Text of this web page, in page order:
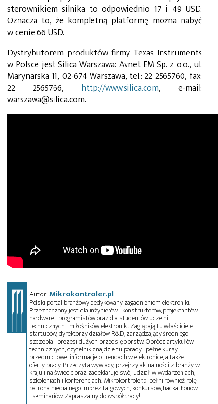
sterownikiem silnika to odpowiednio 17 i 49 USD.
Oznacza to, że kompletną platformę można nabyć
w cenie 66 USD.
Dystrybutorem produktów firmy Texas Instruments
w Polsce jest Silica Warszawa: Avnet EM Sp. z o.o., ul.
Marynarska 11, 02-674 Warszawa, tel.: 22 2565760, fax:
22 2565766, http://www.silica.com, e-mail:
warszawa@silica.com.
Autor:Mikrokontroler.pl
Polski portal branżowy dedykowany zagadnieniom elektroniki.
Przeznaczony jest dla inżynierów i konstruktorów, projektantów
hardware i programistów oraz dla studentów uczelni
technicznych i miłośników elektroniki. Zaglądają tu właściciele
startupów, dyrektorzy działów R&D, zarządzający średniego
szczebla i prezesi dużych przedsiębiorstw. Oprócz artykułów
technicznych, czytelnik znajdzie tu porady i pełne kursy
przedmiotowe, informacje o trendach w elektronice, a także
oferty pracy. Przeczyta wywiady, przejrzy aktualności z branży w
kraju i na świecie oraz zadeklaruje swój udział w wydarzeniach,
szkoleniach i konferencjach. Mikrokontroler.pl pełni również rolę
patrona medialnego imprez targowych, konkursów, hackathonów
i seminariów. Zapraszamy do współpracy!